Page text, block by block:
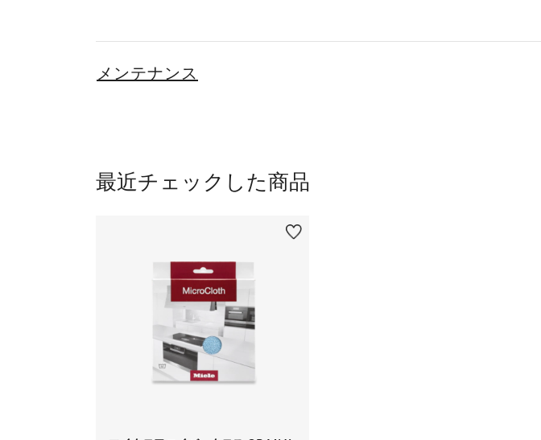
メンテナンス
最近チェックした商品